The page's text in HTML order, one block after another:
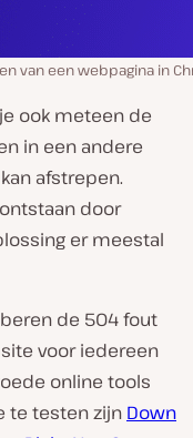
van een webpagina in
ook meteen de
in een andere
afstrepen.
door
er meestal
de 504 fout
voor iedereen
online tools
te testen zijn Down